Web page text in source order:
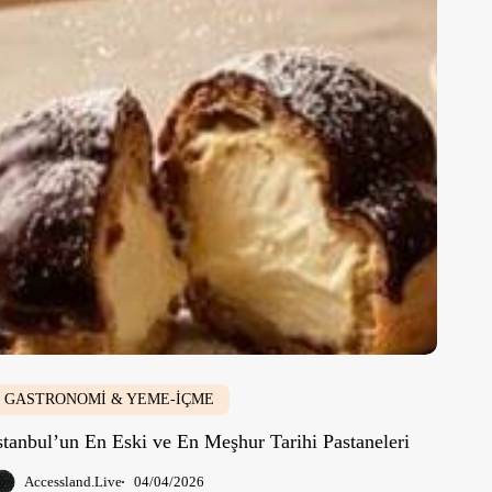
GASTRONOMİ & YEME-İÇME
En Eski ve En Meşhur Tarihi Pastaneleri
Accessland.Live 04/04/2026